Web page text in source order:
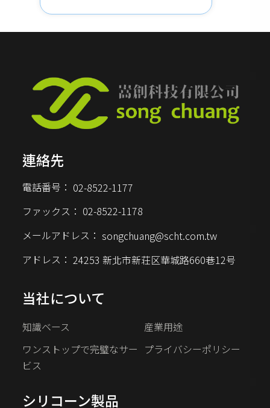
連絡先
電話番号： 02-8522-1177
ファックス： 02-8522-1178
メールアドレス： songchuang@scht.com.tw
アドレス： 24253 新北市新荘区華城路660巷12号
当社について
知識ベース
産業用途
ワンストップで完璧なサー
ビス
プライバシーポリシー
シリコーン製品